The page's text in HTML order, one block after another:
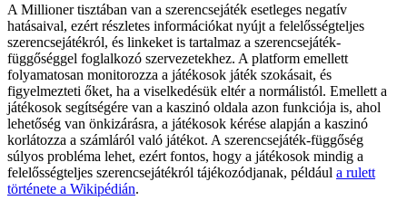
A Millioner tisztában van a szerencsejáték esetleges negatív
hatásaival, ezért részletes információkat nyújt a felelősségteljes
szerencsejátékról, és linkeket is tartalmaz a szerencsejáték-
függőséggel foglalkozó szervezetekhez. A platform emellett
folyamatosan monitorozza a játékosok játék szokásait, és
figyelmezteti őket, ha a viselkedésük eltér a normálistól. Emellett a
játékosok segítségére van a kaszinó oldala azon funkciója is, ahol
lehetőség van önkizárásra, a játékosok kérése alapján a kaszinó
korlátozza a számláról való játékot. A szerencsejáték-függőség
súlyos probléma lehet, ezért fontos, hogy a játékosok mindig a
felelősségteljes szerencsejátékról tájékozódjanak, például a rulett
története a Wikipédián.